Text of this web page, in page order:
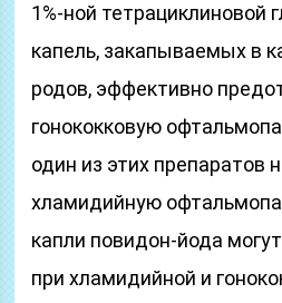
1%-ной тетрациклиновой
капель, закапываемых в
родов, эффективно
гонококковую
один из этих препаратов
хламидийную
капли повидон-йода
при хламидийной и